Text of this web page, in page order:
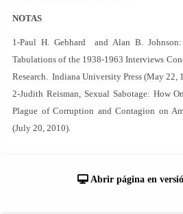
NOTAS
1-Paul H. Gebhard and Alan B.
Tabulations of the 1938-1963 Interviews
Research. Indiana University Press (May 22,
2-Judith Reisman, Sexual Sabotage: How
Plague of Corruption and Contagion on
(July 20, 2010).
Abrir página en